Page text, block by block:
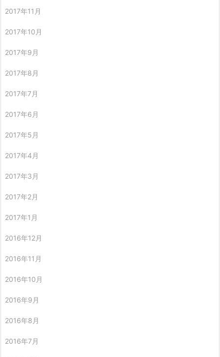
2017年11月
2017年10月
2017年9月
2017年8月
2017年7月
2017年6月
2017年5月
2017年4月
2017年3月
2017年2月
2017年1月
2016年12月
2016年11月
2016年10月
2016年9月
2016年8月
2016年7月